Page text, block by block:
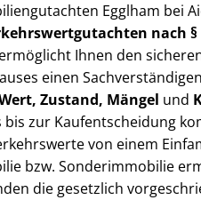
Egglham bei
nach §
Ihnen den
einen
Zustand, Mängel und
bis zur Kauf­ent­schei­dung
von einem
bzw. Sonderimmobilie
die gesetzlich